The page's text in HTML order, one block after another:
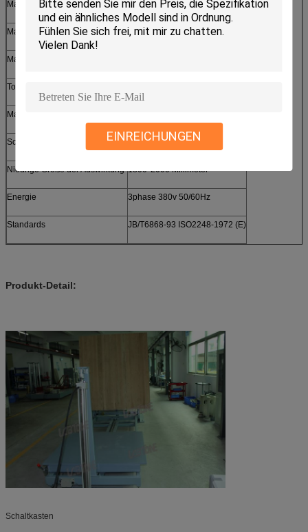
EINREICHUNGEN
Max. Payload 200, 300 KILOGRAMM
Max. Auftreffgeschwindigkeit 2,8 m/s
Max. Shock Distance
Toleranz des Schock-Abstandes
Max. Size des Exemplars
Schieben der Laufkatze 600×550×2500 Millimeter
Niedrige Größe der Auswirkung 1800*2000 Millimeter
Energie 3phase 380v 50/60Hz
Standards JB/T6868-93 ISO2248-1972 (E)
Produkt-Detail:
Schaltkasten